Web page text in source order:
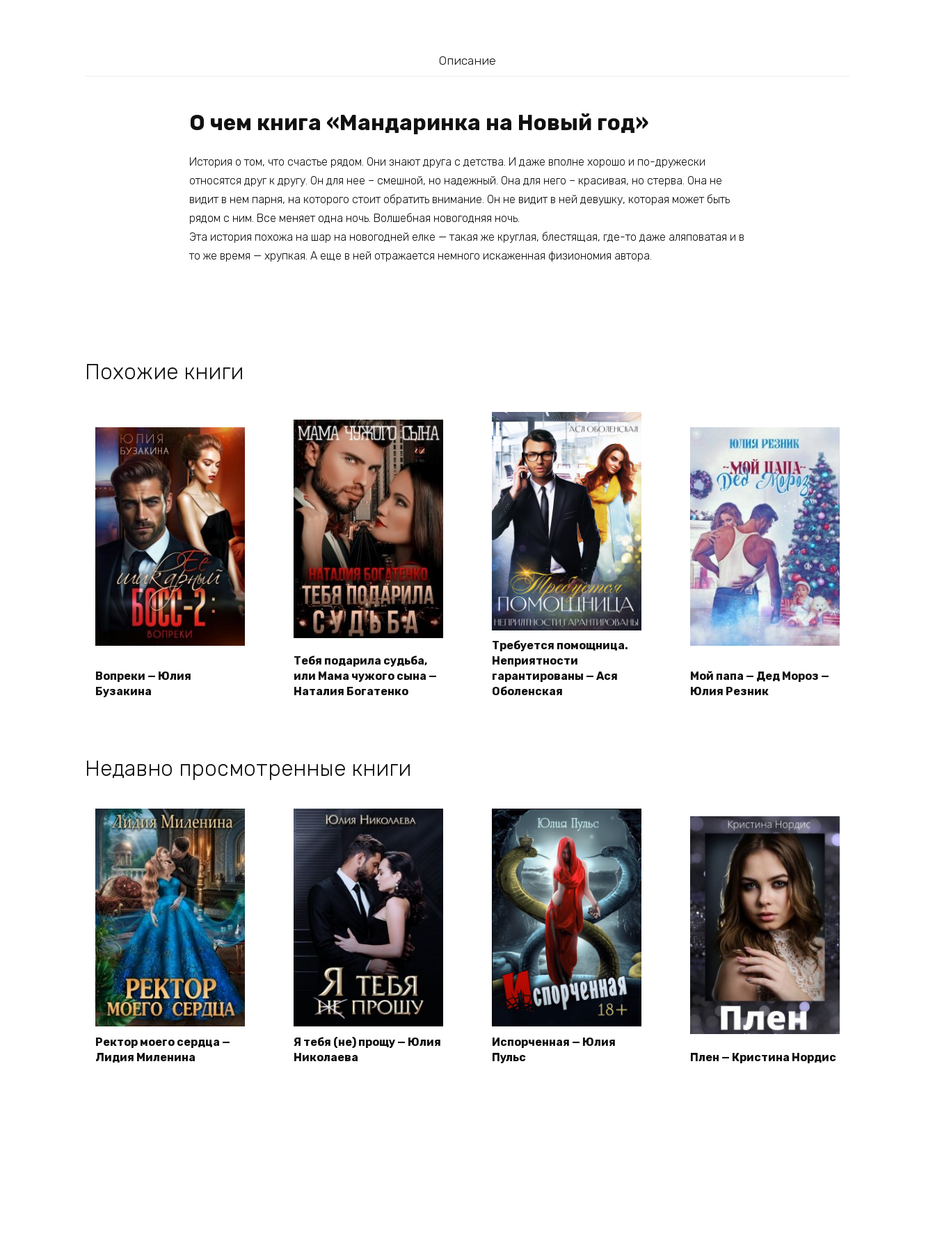
Описание
О чем книга «Мандаринка на Новый год»
История о том, что счастье рядом. Они знают друга с детства. И даже вполне хорошо и по-дружески
относятся друг к другу. Он для нее – смешной, но надежный. Она для него – красивая, но стерва. Она не
видит в нем парня, на которого стоит обратить внимание. Он не видит в ней девушку, которая может быть
рядом с ним. Все меняет одна ночь. Волшебная новогодняя ночь.
Эта история похожа на шар на новогодней елке — такая же круглая, блестящая, где-то даже аляповатая и в
то же время — хрупкая. А еще в ней отражается немного искаженная физиономия автора.
Похожие книги
Вопреки — Юлия
Бузакина
Тебя подарила судьба,
или Мама чужого сына —
Наталия Богатенко
Требуется помощница.
Неприятности
гарантированы — Ася
Оболенская
Мой папа — Дед Мороз —
Юлия Резник
Недавно просмотренные книги
Ректор моего сердца —
Лидия Миленина
Я тебя (не) прощу — Юлия
Николаева
Испорченная — Юлия
Пульс
Плен — Кристина Нордис